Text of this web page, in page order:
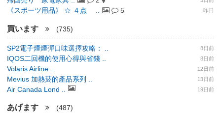
《スポーツ用品》 ☆ ４点 .. 5 昨日
買います (735)
SP2電子煙煙彈口味選擇攻略： .. 8日前
IQOS二回機的使用心得與省錢 .. 8日前
Volaris Airline .. 12日前
Mevius 加熱菸的產品系列 .. 13日前
Air Canada Lond .. 19日前
あげます (487)